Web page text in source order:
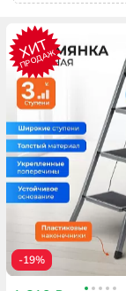
ХИТ
ПРОДАЖ
-19%